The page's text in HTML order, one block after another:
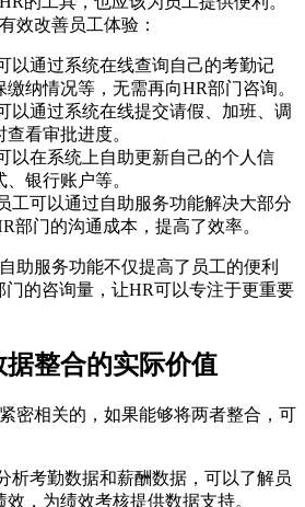
效改善员工体验：
以通过系统在线查询自己的考勤记
纳情况等，无需再向HR部门咨询。
以通过系统在线提交请假、加班、调
看审批进度。
以在系统上自助更新自己的个人信
银行账户等。
工可以通过自助服务功能解决大部分
部门的沟通成本，提高了效率。
助服务功能不仅提高了员工的便利
的咨询量，让HR可以专注于更重要
据整合的实际价值
密相关的，如果能够将两者整合，可
析考勤数据和薪酬数据，可以了解员
，为绩效考核提供数据支持。